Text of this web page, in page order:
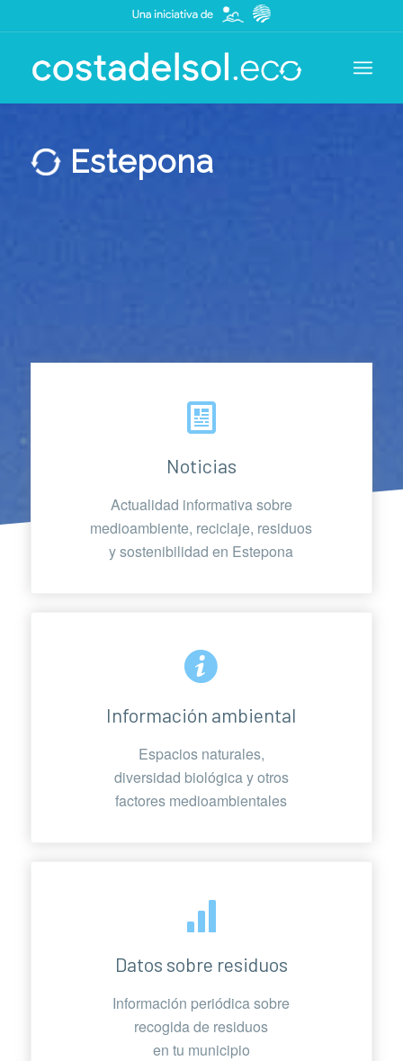
Estepona
Noticias
Actualidad informativa sobre
medioambiente, reciclaje, residuos
y sostenibilidad en Estepona
Información ambiental
Espacios naturales,
diversidad biológica y otros
factores medioambientales
Datos sobre residuos
Información periódica sobre
recogida de residuos
en tu municipio